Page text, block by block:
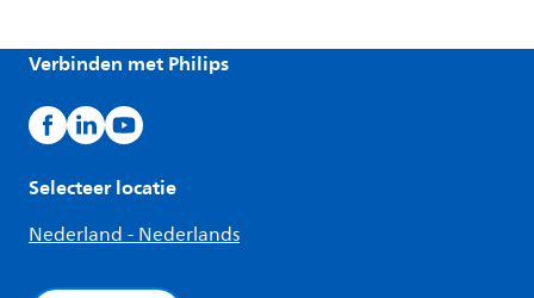
Verbinden met Philips
Selecteer locatie
Nederland - Nederlands